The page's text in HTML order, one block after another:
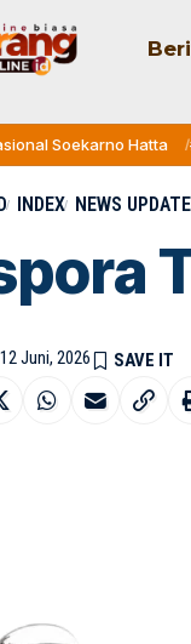
Soekarno Hatta
INDEX NEWS UPDATE
Juni, 2026